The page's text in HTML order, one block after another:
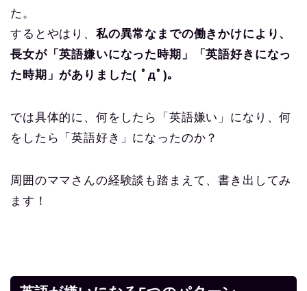
た。
するとやはり、 私の異常なまでの働きかけにより、
長女が「英語嫌いになった時期」「英語好きになっ
た時期」がありました( ﾟдﾟ)。
では具体的に、何をしたら「英語嫌い」になり、何
をしたら「英語好き」になったのか？
周囲のママさんの経験談も踏まえて、書き出してみ
ます！